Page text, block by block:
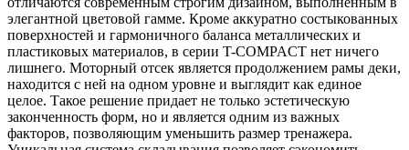
элегантной цветовой гамме. Кроме аккуратно состыкованных
поверхностей и гармоничного баланса металлических и
пластиковых материалов, в серии T-COMPACT нет ничего
лишнего. Моторный отсек является продолжением рамы деки,
находится с ней на одном уровне и выглядит как единое
целое. Такое решение придает не только эстетическую
законченность форм, но и является одним из важных
факторов, позволяющим уменьшить размер тренажера.